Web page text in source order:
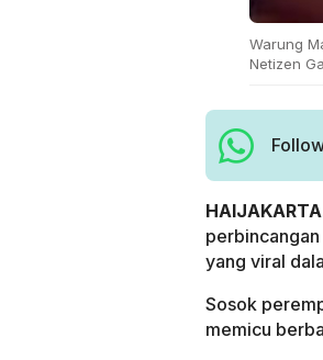
Warung
Netizen
yang viral
Sosok
memicu